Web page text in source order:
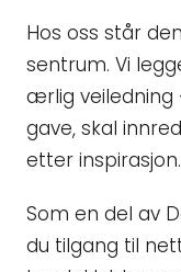
Hos oss står
sentrum. Vi
ærlig
gave, skal
etter inspirasjon.
Som en del av
du tilgang til